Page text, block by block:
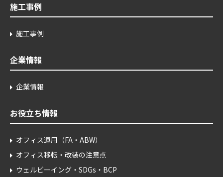
施工事例
施工事例
企業情報
企業情報
お役立ち情報
オフィス運用（FA・ABW）
オフィス移転・改装の注意点
ウェルビーイング・SDGs・BCP